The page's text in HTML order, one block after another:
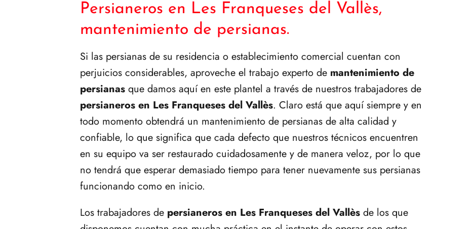
Persianeros en Les Franqueses del Vallès,
mantenimiento de persianas.
Si las persianas de su residencia o establecimiento comercial cuentan con
perjuicios considerables, aproveche el trabajo experto de mantenimiento de
persianas que damos aquí en este plantel a través de nuestros trabajadores de
persianeros en Les Franqueses del Vallès. Claro está que aquí siempre y en
todo momento obtendrá un mantenimiento de persianas de alta calidad y
confiable, lo que significa que cada defecto que nuestros técnicos encuentren
en su equipo va ser restaurado cuidadosamente y de manera veloz, por lo que
no tendrá que esperar demasiado tiempo para tener nuevamente sus persianas
funcionando como en inicio.
Los trabajadores de persianeros en Les Franqueses del Vallès de los que